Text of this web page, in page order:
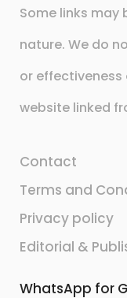
Some links
nature. We do
or
website linked
Contact
Terms and
Privacy policy
Editorial &
WhatsApp for